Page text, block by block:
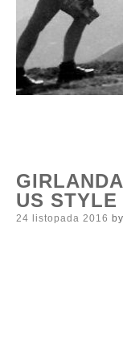
US
Posted
24 listopada 2016 by